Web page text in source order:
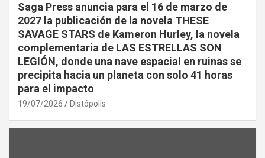
Saga Press anuncia para el 16 de marzo de
2027 la publicación de la novela THESE
SAVAGE STARS de Kameron Hurley, la novela
complementaria de LAS ESTRELLAS SON
LEGIÓN, donde una nave espacial en ruinas se
precipita hacia un planeta con solo 41 horas
para el impacto
19/07/2026 Distópolis